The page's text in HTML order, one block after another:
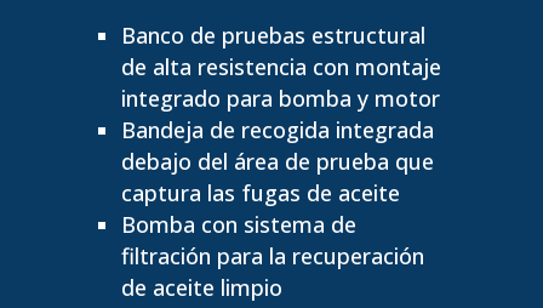
Banco de pruebas estructural
de alta resistencia con montaje
integrado para bomba y motor
Bandeja de recogida integrada
debajo del área de prueba que
captura las fugas de aceite
Bomba con sistema de
filtración para la recuperación
de aceite limpio